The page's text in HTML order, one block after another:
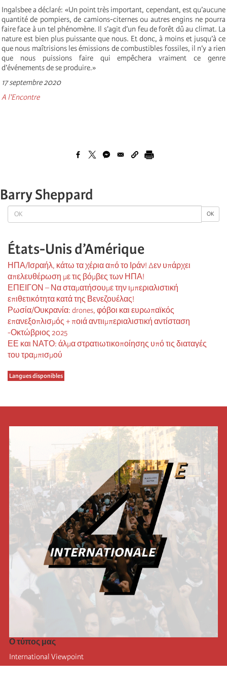
OK OK
États-Unis d’Amérique
ΗΠΑ/Ισραήλ, κάτω τα χέρια από το Ιράν! Δεν υπάρχει
απελευθέρωση με τις βόμβες των ΗΠΑ!
ΕΠΕΙΓΟΝ – Να σταματήσουμε την ιμπεριαλιστική
επιθετικότητα κατά της Βενεζουέλας!
Ρωσία/Ουκρανία: drones, φόβοι και ευρωπαϊκός
επανεξοπλισμός + ποιά αντιιμπεριαλιστική αντίσταση
-Οκτώβριος 2025
ΕΕ και ΝΑΤΟ: άλμα στρατιωτικοποίησης υπό τις διαταγές
του τραμπισμού
Langues disponibles
Ingalsbee a déclaré: «Un point très important, cependant, est qu’aucune
quantité de pompiers, de camions-citernes ou autres engins ne pourra
faire face à un tel phénomène. Il s’agit d’un feu de forêt dû au climat. La
nature est bien plus puissante que nous. Et donc, à moins et jusqu’à ce
que nous maîtrisions les émissions de combustibles fossiles, il n’y a rien
que nous puissions faire qui empêchera vraiment ce genre
d’événements de se produire.»
17 septembre 2020
A l'Encontre
Barry Sheppard
Ο τύπος μας
International Viewpoint